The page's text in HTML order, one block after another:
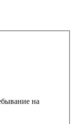
на